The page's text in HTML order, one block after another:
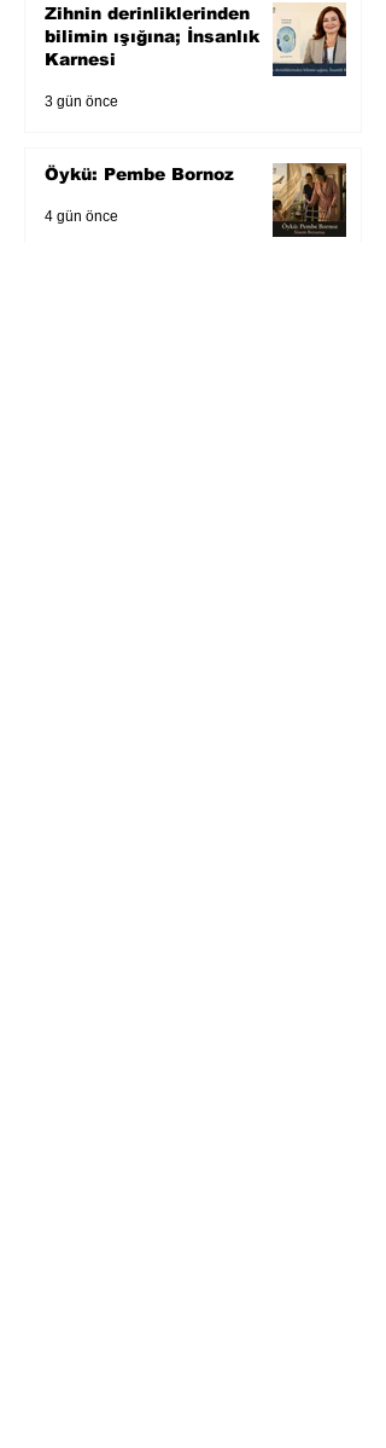
Zihnin derinliklerinden
bilimin ışığına; İnsanlık
Karnesi
3 gün önce
Öykü: Pembe Bornoz
4 gün önce